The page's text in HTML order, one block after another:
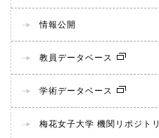
情報公開
教員データベース
学術データベース
梅花女子大学 機関リポジトリ